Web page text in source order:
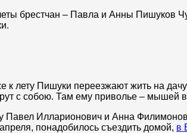
брестчан – Павла и Анны Пишуков
к лету Пишуки переезжают жить на
с собою. Там ему приволье – мышей
Павел Илларионович и Анна
понадобилось съездить домой, в